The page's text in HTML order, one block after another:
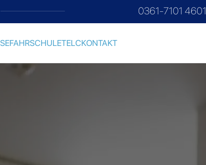
Samstag im Monat 0361-7101 4601
FAHRSCHULETELCKONTAKT